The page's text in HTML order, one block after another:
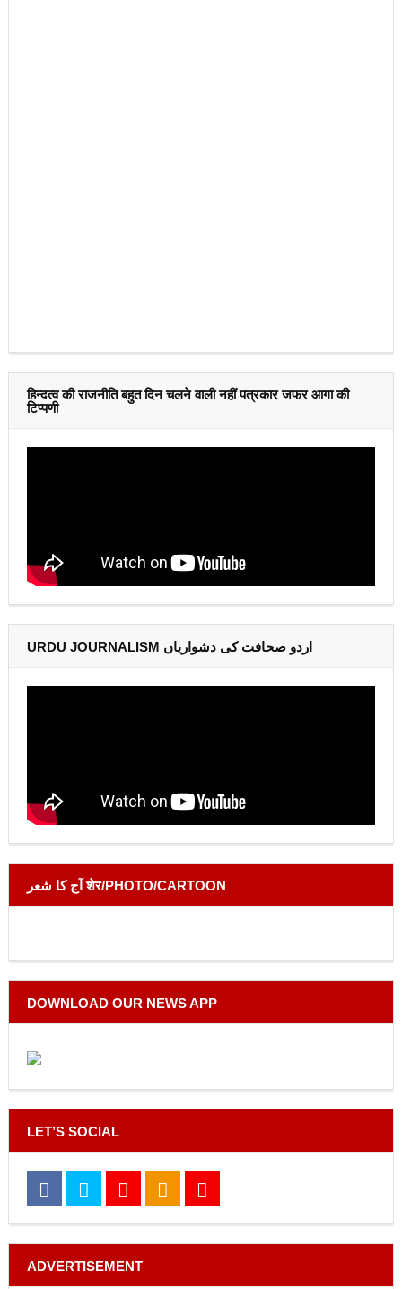
हिन्दुत्व की राजनीति बहुत दिन चलने वाली नहीं पत्रकार जफर आगा की
टिप्पणी
URDU JOURNALISM اردو صحافت کی دشواریاں
آج کا شعر शेर/PHOTO/CARTOON
DOWNLOAD OUR NEWS APP
LET’S SOCIAL
ADVERTISEMENT